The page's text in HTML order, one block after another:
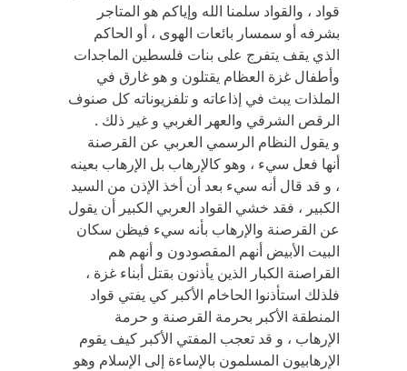
قواد ، والقواد سلمنا الله وإياكم هو المتاجر
بشرفه أو سمسار بائعات الهوى ، أو الحاكم
الذي يقف يتفرج على بنات فلسطين الماجدات
وأطفال غزة العظام يقتلون و هو غارق في
الملذات يبث في إذاعاته و تلفزيوناته كل صنوف
الرقص الشرقي والعهر الغربي و غير ذلك .
و يقول النظام الرسمي العربي عن القرصنة
أنها فعل سيء ، وهو كالإرهاب بل الإرهاب بعينه
، و قد قال أنه سيء بعد أن أخذ الإذن من السيد
الكبير ، فقد خشي القواد العربي الكبير أن يقول
عن القرصنة والإرهاب بأنه سيء فيظن سكان
البيت الأبيض أنهم المقصودون و أنهم هم
القراصنة الكبار الذين يأذنون بقتل أبناء غزة ،
فلذلك استأذنوا الحاخام الأكبر كي يفتي قواد
المنطقة الأكبر بحرمة القرصنة و حرمة
الإرهاب ، و قد تعجب المفتي الأكبر كيف يقوم
الإرهابيون المسلمون بالإساءة إلى الإسلام وهو